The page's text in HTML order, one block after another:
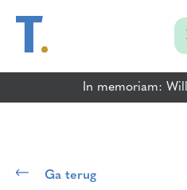
In memoriam:
Ga terug